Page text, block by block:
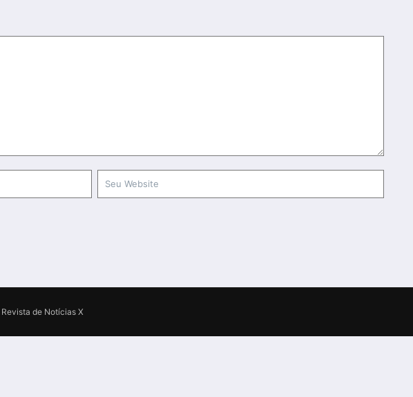
Revista de Notícias X